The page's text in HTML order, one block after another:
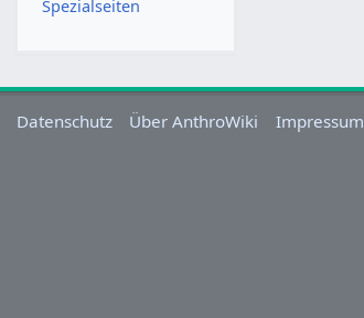
Spezialseiten
Datenschutz Über AnthroWiki Impressum